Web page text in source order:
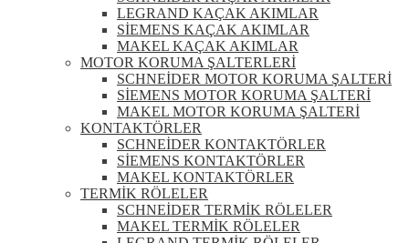
LEGRAND KAÇAK AKIMLAR
SİEMENS KAÇAK AKIMLAR
MAKEL KAÇAK AKIMLAR
MOTOR KORUMA ŞALTERLERİ
SCHNEİDER MOTOR KORUMA ŞALTERİ
SİEMENS MOTOR KORUMA ŞALTERİ
MAKEL MOTOR KORUMA ŞALTERİ
KONTAKTÖRLER
SCHNEİDER KONTAKTÖRLER
SİEMENS KONTAKTÖRLER
MAKEL KONTAKTÖRLER
TERMİK RÖLELER
SCHNEİDER TERMİK RÖLELER
MAKEL TERMİK RÖLELER